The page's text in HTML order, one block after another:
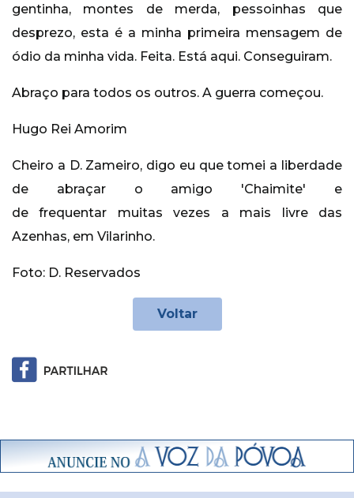
gentinha, montes de merda, pessoinhas que
desprezo, esta é a minha primeira mensagem de
ódio da minha vida. Feita. Está aqui. Conseguiram.
Abraço para todos os outros. A guerra começou.
Hugo Rei Amorim
Cheiro a D. Zameiro, digo eu que tomei a liberdade
de abraçar o amigo 'Chaimite' e
de frequentar muitas vezes a mais livre das
Azenhas, em Vilarinho.
Foto: D. Reservados
Voltar